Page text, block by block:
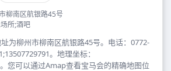
柳南区航银路45号
所;酒吧
为柳州市柳南区航银路45号。电话：0772-
。地理坐标：
您可以通过Amap查看宝马会的精确地图位